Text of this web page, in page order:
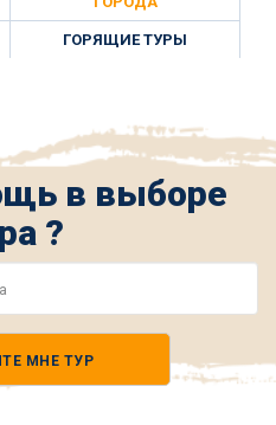
ГОРЯЩИЕ ТУРЫ
в выборе
?
МНЕ ТУР